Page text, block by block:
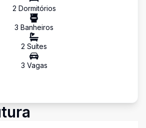
2 Dormitórios
3 Banheiros
2 Suítes
3 Vagas